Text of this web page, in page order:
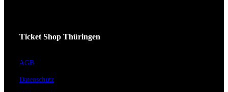
Ticket Shop Thüringen
AGB
Datenschutz